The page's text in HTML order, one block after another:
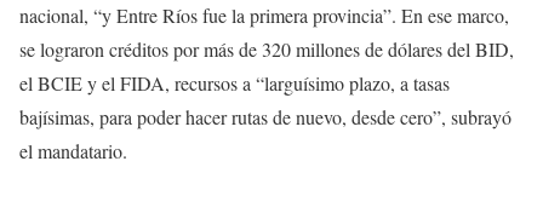
nacional, “y Entre Ríos fue la primera provincia”. En ese marco,
se lograron créditos por más de 320 millones de dólares del BID,
el BCIE y el FIDA, recursos a “larguísimo plazo, a tasas
bajísimas, para poder hacer rutas de nuevo, desde cero”, subrayó
el mandatario.